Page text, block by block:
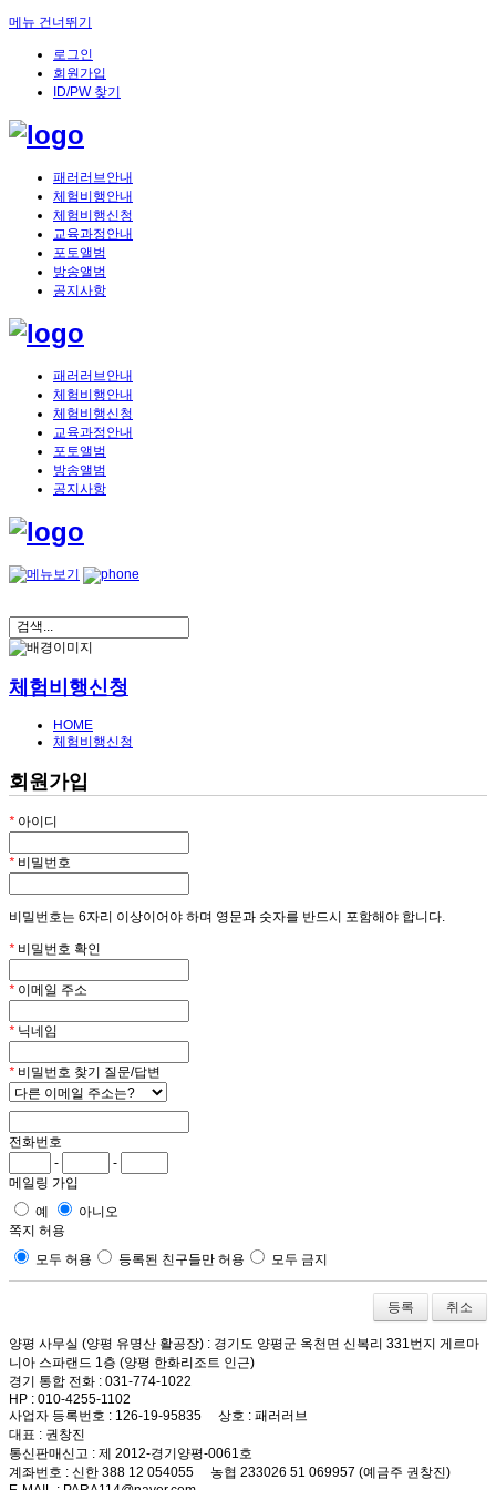
메뉴 건너뛰기
로그인
회원가입
ID/PW 찾기
패러러브안내
체험비행안내
체험비행신청
교육과정안내
포토앨범
방송앨범
공지사항
패러러브안내
체험비행안내
체험비행신청
교육과정안내
포토앨범
방송앨범
공지사항
체험비행신청
HOME
체험비행신청
회원가입
* 아이디
* 비밀번호
비밀번호는 6자리 이상이어야 하며 영문과 숫자를 반드시 포함해야 합니다.
* 비밀번호 확인
* 이메일 주소
* 닉네임
* 비밀번호 찾기 질문/답변
전화번호
-
-
메일링 가입
예
아니오
쪽지 허용
모두 허용
등록된 친구들만 허용 모두 금지
취소
양평 사무실 (양평 유명산 활공장) : 경기도 양평군 옥천면 신복리 331번지 게르마
니아 스파랜드 1층 (양평 한화리조트 인근)
경기 통합 전화 : 031-774-1022
HP : 010-4255-1102
사업자 등록번호 : 126-19-95835 상호 : 패러러브
대표 : 권창진
통신판매신고 : 제 2012-경기양평-0061호
계좌번호 : 신한 388 12 054055 농협 233026 51 069957 (예금주 권창진)